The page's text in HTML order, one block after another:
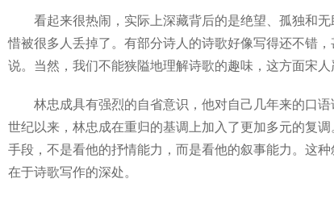
看起来很热闹，实际上深藏背后的是绝望、孤独和无
惜被很多人丢掉了。有部分诗人的诗歌好像写得还不错
说。当然，我们不能狭隘地理解诗歌的趣味，这方面宋
林忠成具有强烈的自省意识，他对自己几年来的口语
世纪以来，林忠成在重归的基调上加入了更加多元的复
手段，不是看他的抒情能力，而是看他的叙事能力。这
在于诗歌写作的深处。